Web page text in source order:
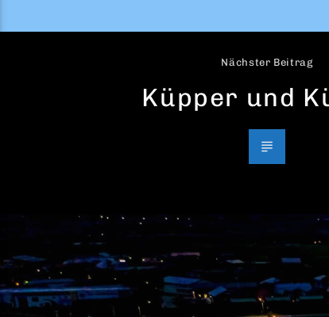
Nächster Beitrag
Küpper und